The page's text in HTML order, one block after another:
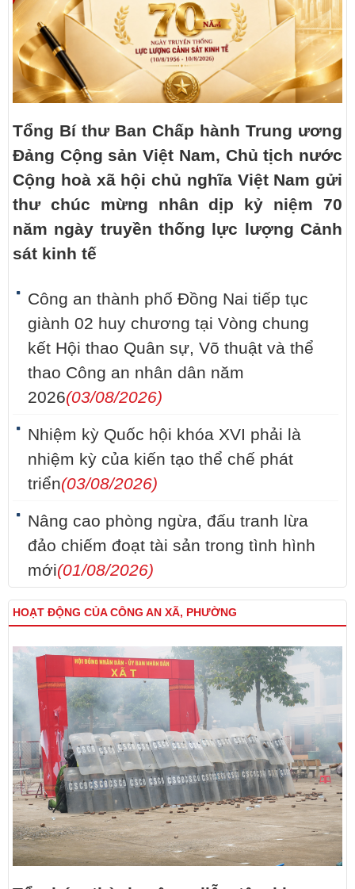
Tổng Bí thư Ban Chấp hành Trung ương
Đảng Cộng sản Việt Nam, Chủ tịch nước
Cộng hoà xã hội chủ nghĩa Việt Nam gửi
thư chúc mừng nhân dịp kỷ niệm 70
năm ngày truyền thống lực lượng Cảnh
sát kinh tế
Công an thành phố Đồng Nai tiếp tục
giành 02 huy chương tại Vòng chung
kết Hội thao Quân sự, Võ thuật và thể
thao Công an nhân dân năm
2026(03/08/2026)
Nhiệm kỳ Quốc hội khóa XVI phải là
nhiệm kỳ của kiến tạo thể chế phát
triển(03/08/2026)
Nâng cao phòng ngừa, đấu tranh lừa
đảo chiếm đoạt tài sản trong tình hình
mới(01/08/2026)
HOẠT ĐỘNG CỦA CÔNG AN XÃ, PHƯỜNG